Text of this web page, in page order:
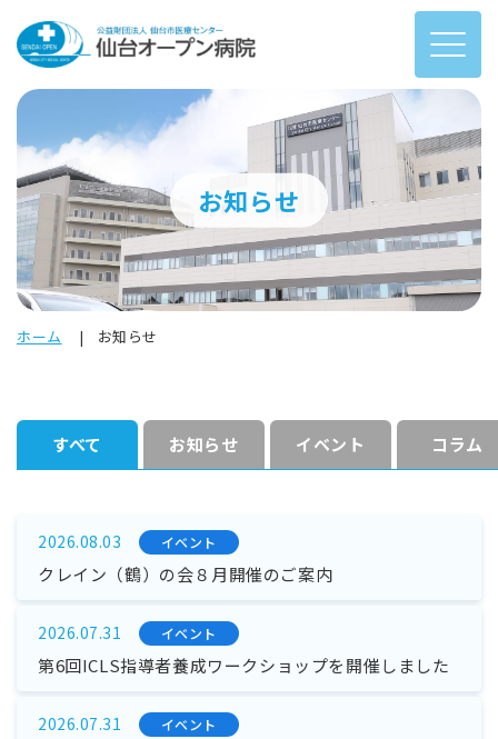
お知らせ
ホーム お知らせ
すべて お知らせ イベント コラム
2026.08.03 イベント
クレイン（鶴）の会８月開催のご案内
2026.07.31 イベント
第6回ICLS指導者養成ワークショップを開催しました
2026.07.31 イベント